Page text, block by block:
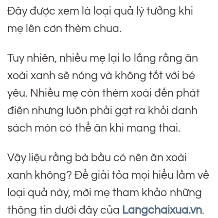
Đây được xem là loại quả lý tưởng khi
mẹ lên cơn thèm chua.
Tuy nhiên, nhiều mẹ lại lo lắng rằng ăn
xoài xanh sẽ nóng và không tốt với bé
yêu. Nhiều mẹ còn thèm xoài đến phát
điên nhưng luôn phải gạt ra khỏi danh
sách món có thể ăn khi mang thai.
Vậy liệu rằng bà bầu có nên ăn xoài
xanh không? Để giải tỏa mọi hiểu lầm về
loại quả này, mời mẹ tham khảo những
thông tin dưới đây của Langchaixua.vn.